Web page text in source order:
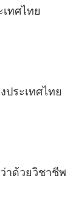
ทศไทย
ประเทศไทย
าด้วยวิชาชีพ